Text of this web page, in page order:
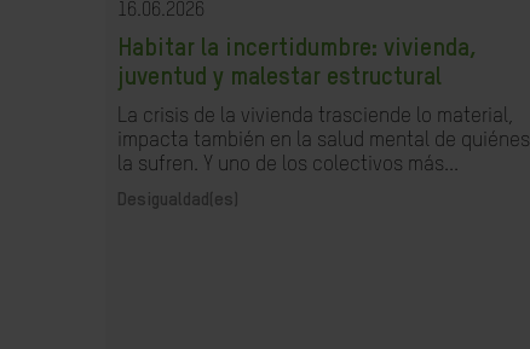
16.06.2026
Habitar la incertidumbre: vivienda,
juventud y malestar estructural
La crisis de la vivienda trasciende lo material,
impacta también en la salud mental de quiénes
la sufren. Y uno de los colectivos más...
Desigualdad(es)